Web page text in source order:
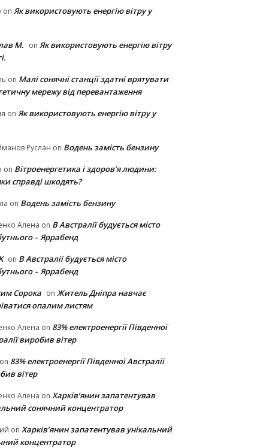
on Як використовують енергію вітру у
М. on Як використовують енергію вітру
on Малі сонячні станції здатні врятувати
мережу від перевантаження
on Як використовують енергію вітру у
Руслан on Водень замість бензину
on Вітроенергетика і здоров’я людини:
cправді шкодять?
on Водень замість бензину
Алена on В Австралії будується місто
– Яррабенд
on В Австралії будується місто
– Яррабенд
Сорока on Житель Дніпра навчає
опалим листям
Алена on 83% електроенергії Південної
виробив вітер
on 83% електроенергії Південної Австралії
вітер
Алена on Харків’янин запатентував
сонячний концентратор
on Харків’янин запатентував унікальний
концентратор